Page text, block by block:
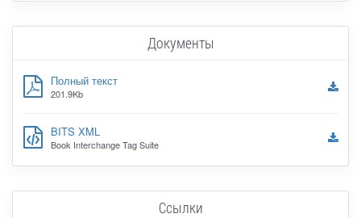
Документы
Полный текст
201.9Kb
BITS XML
Book Interchange Tag Suite
Ссылки